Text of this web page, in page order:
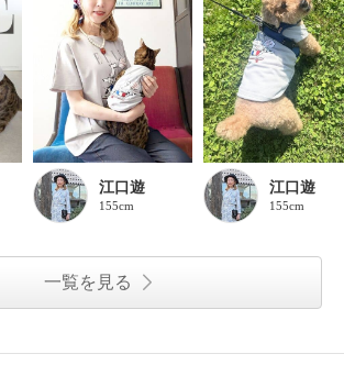
江口遊
155cm
江口遊
155cm
一覧を見る